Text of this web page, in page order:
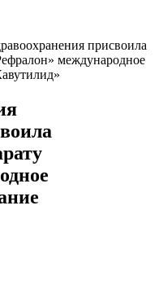
присвоила
международное